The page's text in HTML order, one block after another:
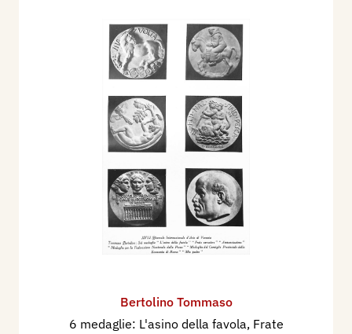
Bertolino Tommaso
6 medaglie: L'asino della favola, Frate